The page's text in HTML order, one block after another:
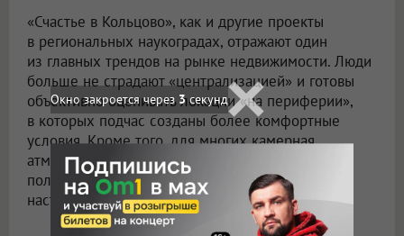
«Счастье в Кольцово», как и другие проекты
в региональных наукоградах, отражают один
из главных трендов на рынке недвижимости. Люди
больше не страдают «централизацией» и готовы
объективно оценивать локации «на периферии»,
в которых подчас созданы более комфортные
условия. Кроме того, для многих камерная
атмосфера наукоградов как маленьких, условно
полузакрытых, микрорайонов становится
настоящим антистрессом.
Окно закроется через 1секунд